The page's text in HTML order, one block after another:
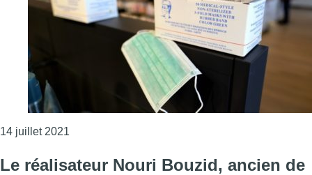
14 juillet 2021
Le réalisateur Nouri Bouzid, ancien de